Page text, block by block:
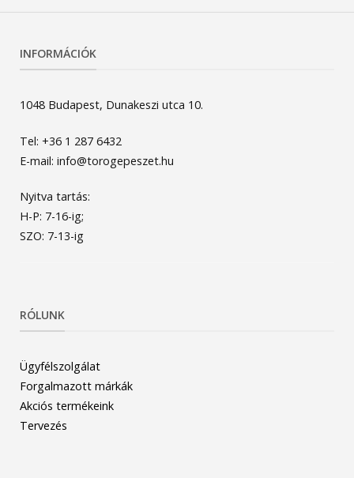
INFORMÁCIÓK
1048 Budapest, Dunakeszi utca 10.
Tel: +36 1 287 6432
E-mail: info@torogepeszet.hu
Nyitva tartás:
H-P: 7-16-ig;
SZO: 7-13-ig
RÓLUNK
Ügyfélszolgálat
Forgalmazott márkák
Akciós termékeink
Tervezés